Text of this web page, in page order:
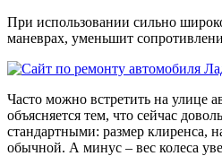
При использовании сильно
маневрах, уменьшит
Часто можно встретить на улице
объясняется тем, что сейчас
стандартными: размер клиренса,
обычной. А минус – вес колеса